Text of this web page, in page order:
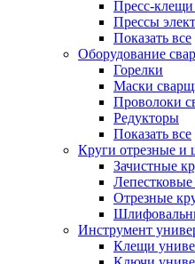
Пресс-клещи
Прессы
Показать все
Оборудование
Горелки
Маски
Проволоки
Редукторы
Показать все
Круги отрезные и
Зачистные
Лепестковые
Отрезные
Инструмент
Клещи